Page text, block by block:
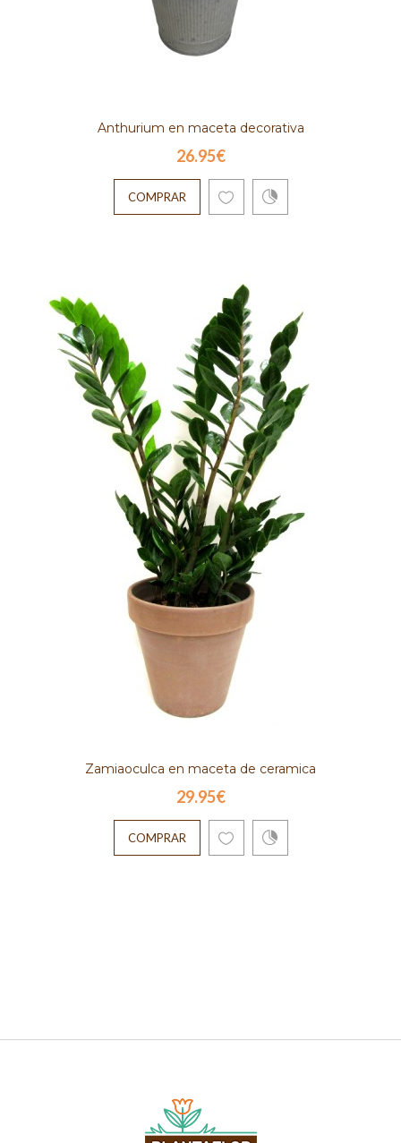
Anthurium en maceta decorativa
26.95€
COMPRAR
Zamiaoculca en maceta de ceramica
29.95€
COMPRAR